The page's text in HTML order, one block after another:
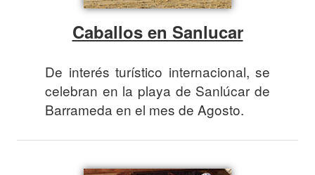
Caballos en Sanlucar
De interés turístico internacional, se
celebran en la playa de Sanlúcar de
Barrameda en el mes de Agosto.